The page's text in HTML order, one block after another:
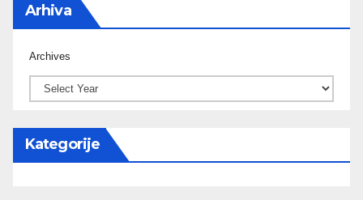
Arhiva
Archives
Kategorije